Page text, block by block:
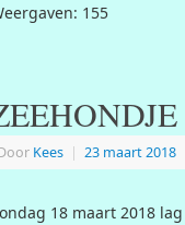
155
Kees | 23 maart 2018
18 maart 2018